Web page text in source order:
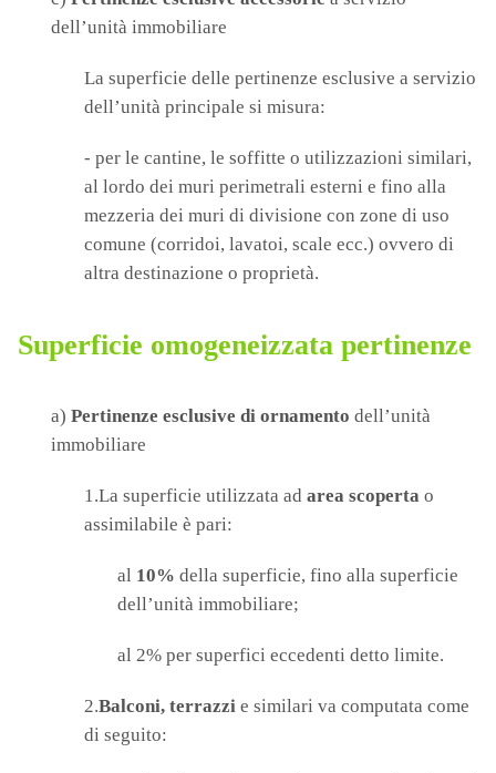
dell’unità immobiliare
La superficie delle pertinenze esclusive a servizio
dell’unità principale si misura:
- per le cantine, le soffitte o utilizzazioni similari,
al lordo dei muri perimetrali esterni e fino alla
mezzeria dei muri di divisione con zone di uso
comune (corridoi, lavatoi, scale ecc.) ovvero di
altra destinazione o proprietà.
Superficie omogeneizzata pertinenze
a) Pertinenze esclusive di ornamento dell’unità
immobiliare
1.La superficie utilizzata ad area scoperta o
assimilabile è pari:
al 10% della superficie, fino alla superficie
dell’unità immobiliare;
al 2% per superfici eccedenti detto limite.
2.Balconi, terrazzi e similari va computata come
di seguito: